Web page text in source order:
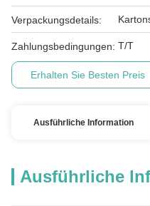
Verpackungsdetails:
Zahlungsbedingungen: T/T
Erhalten Sie Besten Preis
Ausführliche Information
Ausführliche